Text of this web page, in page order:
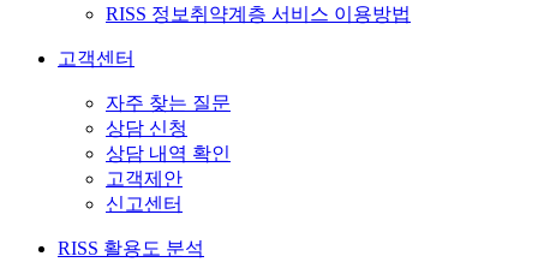
RISS 정보취약계층 서비스 이용방법
고객센터
자주 찾는 질문
상담 신청
상담 내역 확인
고객제안
신고센터
RISS 활용도 분석